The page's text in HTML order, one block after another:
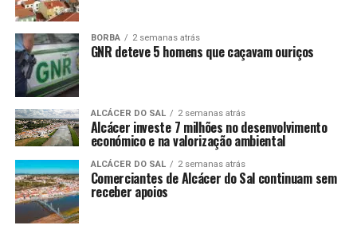
BORBA 2 semanas atrás
GNR deteve 5 homens que caçavam ouriços
ALCÁCER DO SAL 2 semanas atrás
Alcácer investe 7 milhões no desenvolvimento
económico e na valorização ambiental
ALCÁCER DO SAL 2 semanas atrás
Comerciantes de Alcácer do Sal continuam sem
receber apoios